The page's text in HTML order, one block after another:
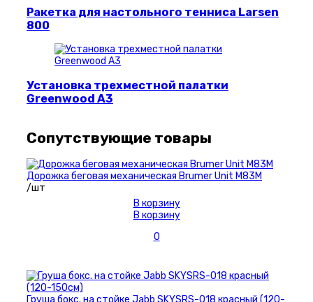
Ракетка для настольного тенниса Larsen
800
Установка трехместной палатки
Greenwood A3
Сопутствующие товары
Дорожка беговая механическая Brumer Unit M83M
/шт
В корзину
В корзину
0
Груша бокс. на стойке Jabb SKYSRS-018 красный (120-